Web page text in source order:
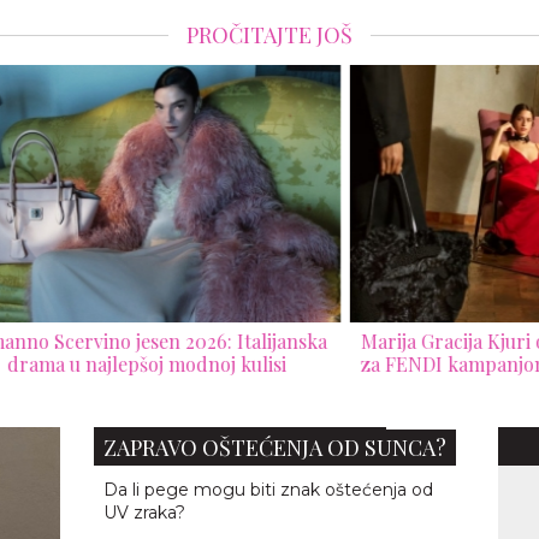
PROČITAJTE JOŠ
Marija Gracija Kjuri otvara novo poglavlje
za FENDI kampanjom za jesen/zimu 2026.
ZAPRAVO OŠTEĆENJA OD SUNCA?
Da li pege mogu biti znak oštećenja od
UV zraka?